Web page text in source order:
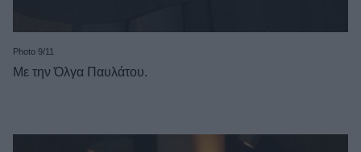
Photo 9/11
Με την Όλγα Παυλάτου.